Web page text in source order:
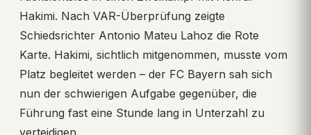
Hakimi. Nach VAR-Überprüfung zeigte
Schiedsrichter Antonio Mateu Lahoz die Rote
Karte. Hakimi, sichtlich mitgenommen, musste vom
Platz begleitet werden – der FC Bayern sah sich
nun der schwierigen Aufgabe gegenüber, die
Führung fast eine Stunde lang in Unterzahl zu